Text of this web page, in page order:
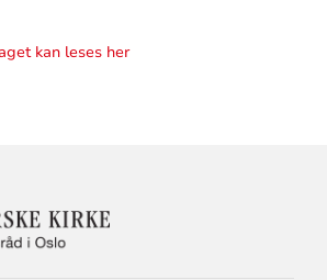
kan leses her
KONTAKTINFORMASJON